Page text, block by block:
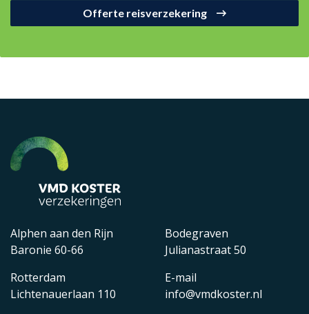
Offerte reisverzekering
Alphen aan den Rijn
Baronie 60-66
Rotterdam
Lichtenauerlaan 110
Bodegraven
Julianastraat 50
E-mail
info@vmdkoster.nl